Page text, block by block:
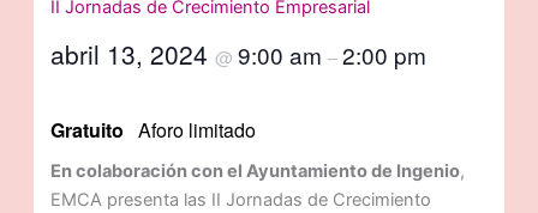
II Jornadas de Crecimiento Empresarial
abril 13, 2024@9:00 am–2:00 pm
Gratuito Aforo limitado
En colaboración con el Ayuntamiento de Ingenio,
EMCA presenta las II Jornadas de Crecimiento